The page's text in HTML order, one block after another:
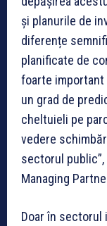
şi planurile de
diferențe
planificate de
foarte important
un grad de
cheltuieli pe
vedere
sectorul
Managing
Doar în sectorul